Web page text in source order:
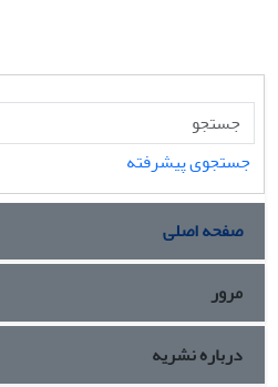
جستجوی پیشرفته
صفحه اصلی
مرور
درباره نشریه